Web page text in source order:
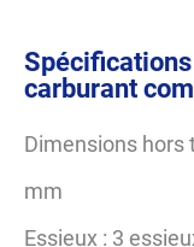
carburant
Dimensions hors
mm
Essieux : 3